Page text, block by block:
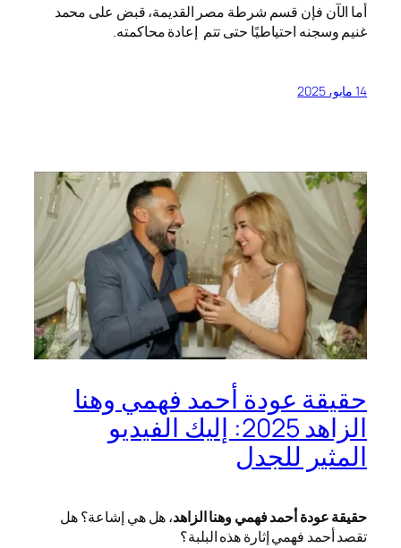
أما الآن فإن قسم شرطة مصر القديمة، قبض على محمد
غنيم وسجنه احتياطيًا حتى تتم إعادة محاكمته.
14 مايو، 2025
حقيقة عودة أحمد فهمي وهنا
الزاهد 2025: إليك الفيديو
المثير للجدل
حقيقة عودة أحمد فهمي وهنا الزاهد، هل هي إشاعة؟ هل
تقصد أحمد فهمي إثارة هذه البلبة؟